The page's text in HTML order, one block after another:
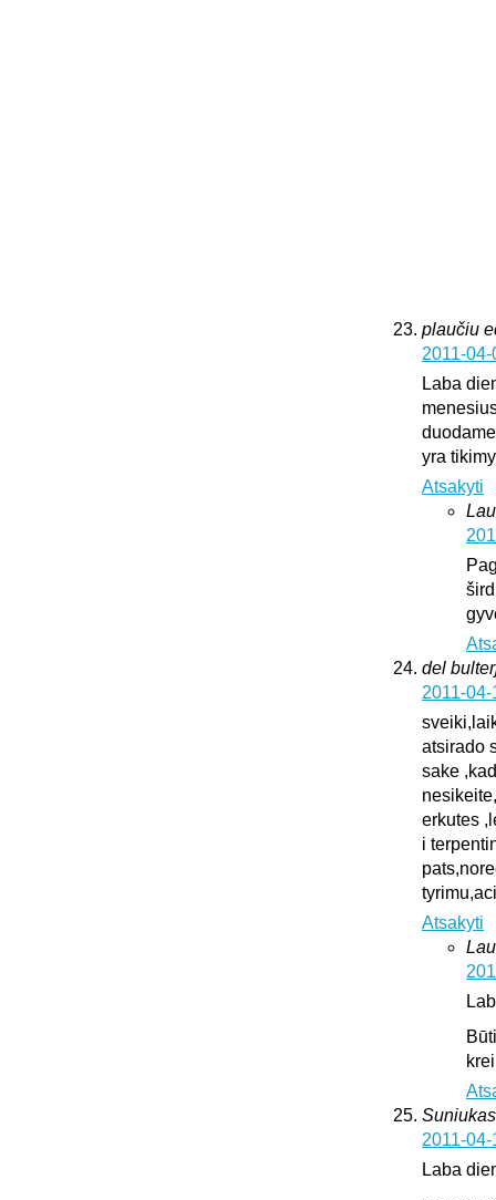
plaučiu
2011-
Laba
yra
Atsakyti
del
2011-
atsirado
sake
erkutes
i
Atsakyti
2011-
Laba